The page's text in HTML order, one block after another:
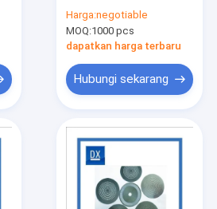
Listrik
Harga:negotiable
MOQ:1000 pcs
dapatkan harga terbaru
Hubungi sekarang